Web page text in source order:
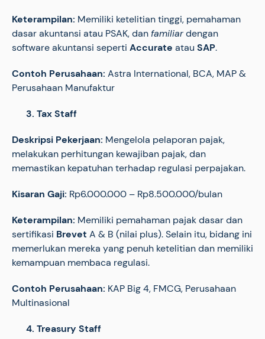
Keterampilan: Memiliki ketelitian tinggi, pemahaman
dasar akuntansi atau PSAK, dan familiardengan
software akuntansi seperti Accurate atau SAP.
Contoh Perusahaan: Astra International, BCA, MAP &
Perusahaan Manufaktur
3. Tax Staff
Deskripsi Pekerjaan: Mengelola pelaporan pajak,
melakukan perhitungan kewajiban pajak, dan
memastikan kepatuhan terhadap regulasi perpajakan.
Kisaran Gaji: Rp6.000.000 – Rp8.500.000/bulan
Keterampilan: Memiliki pemahaman pajak dasar dan
sertifikasi Brevet A & B (nilai plus). Selain itu, bidang ini
memerlukan mereka yang penuh ketelitian dan memiliki
kemampuan membaca regulasi.
Contoh Perusahaan: KAP Big 4, FMCG, Perusahaan
Multinasional
4. Treasury Staff